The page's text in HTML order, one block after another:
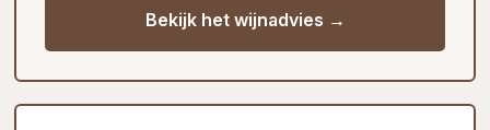
Bekijk het wijnadvies →